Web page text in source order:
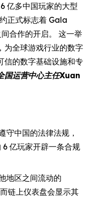
亿多中国玩家的大型
正式标志着 Gala
合作的开启。 这一举
为全球游戏行业的数字
信的数字基础设施和专
国运营中心主任Xuan
守中国的法律法规，
亿玩家开辟一条合规
地区之间流动的
链上仪表盘会显示其